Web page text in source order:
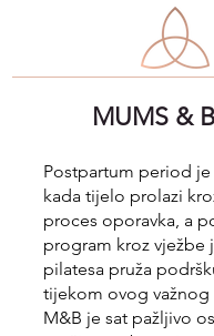
MUMS &
Postpartum period je
kada tijelo prolazi
proces oporavka, a
program kroz vježbe
pilatesa pruža
tijekom ovog važnog
M&B je sat pažljivo